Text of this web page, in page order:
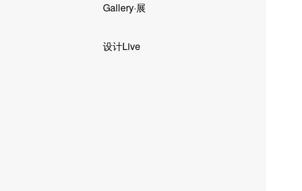
Gallery·展
设计Live